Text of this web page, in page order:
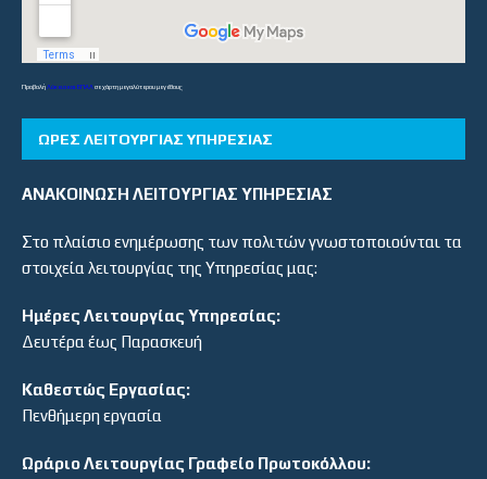
ΠροβολήΛύκεια και ΕΠΑΛσε χάρτη μεγαλύτερου μεγέθους
ΏΡΕΣ ΛΕΙΤΟΥΡΓΊΑΣ ΥΠΗΡΕΣΊΑΣ
ΑΝΑΚΟΙΝΩΣΗ ΛΕΙΤΟΥΡΓΙΑΣ ΥΠΗΡΕΣΙΑΣ
Στο πλαίσιο ενημέρωσης των πολιτών γνωστοποιούνται τα
στοιχεία λειτουργίας της Υπηρεσίας μας:
Ημέρες Λειτουργίας Υπηρεσίας:
Δευτέρα έως Παρασκευή
Καθεστώς Εργασίας:
Πενθήμερη εργασία
Ωράριο Λειτουργίας Γραφείο Πρωτοκόλλου: